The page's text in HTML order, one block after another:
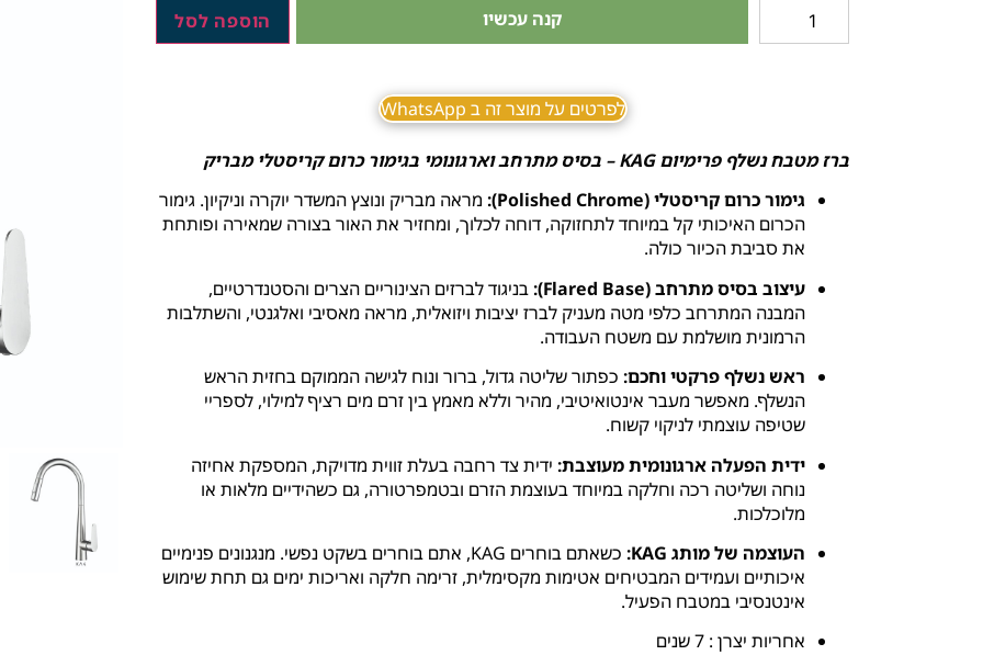
קנה עכשיו הוספה לסל
לפרטים על מוצר זה ב WhatsApp
ברז מטבח נשלף פרימיום KAG – בסיס מתרחב וארגונומי בגימור כרום קריסטלי מבריק
גימור כרום קריסטלי (Polished Chrome):
מראה מבריק ונוצץ המשדר יוקרה וניקיון. גימור
הכרום האיכותי קל במיוחד לתחזוקה, דוחה לכלוך, ומחזיר את האור בצורה שמאירה ופותחת
את סביבת הכיור כולה.
עיצוב בסיס מתרחב (Flared Base):
בניגוד לברזים הצינוריים הצרים והסטנדרטיים,
המבנה המתרחב כלפי מטה מעניק לברז יציבות ויזואלית, מראה מאסיבי ואלגנטי, והשתלבות
הרמונית מושלמת עם משטח העבודה.
ראש נשלף פרקטי וחכם: כפתור שליטה גדול, ברור ונוח לגישה הממוקם בחזית הראש
הנשלף. מאפשר מעבר אינטואיטיבי, מהיר וללא מאמץ בין זרם מים רציף למילוי, לספריי
שטיפה עוצמתי לניקוי קשוח.
ידית הפעלה ארגונומית מעוצבת: ידית צד רחבה בעלת זווית מדויקת, המספקת אחיזה
נוחה ושליטה רכה וחלקה במיוחד בעוצמת הזרם ובטמפרטורה, גם כשהידיים מלאות או
מלוכלכות.
העוצמה של מותג KAG:
כשאתם בוחרים KAG, אתם בוחרים בשקט נפשי. מנגנונים פנימיים
איכותיים ועמידים המבטיחים אטימות מקסימלית, זרימה חלקה ואריכות ימים גם תחת שימוש
אינטנסיבי במטבח הפעיל.
אחריות יצרן : 7 שנים